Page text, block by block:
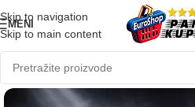
Skip to navigation
Skip to main content
MENI